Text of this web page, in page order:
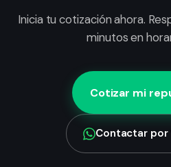
Inicia tu cotización ahora.
minutos en
Cotizar mi
Contactar por